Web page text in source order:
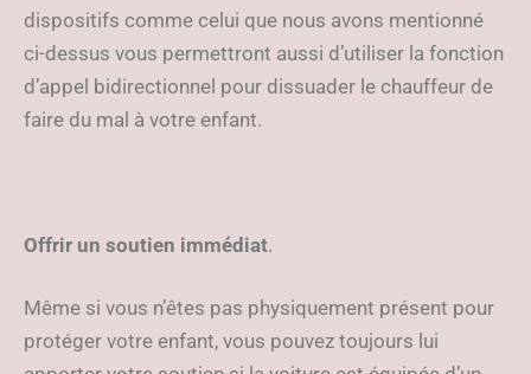
dispositifs comme celui que nous avons mentionné
ci-dessus vous permettront aussi d’utiliser la fonction
d’appel bidirectionnel pour dissuader le chauffeur de
faire du mal à votre enfant.
Offrir un soutien immédiat.
Même si vous n’êtes pas physiquement présent pour
protéger votre enfant, vous pouvez toujours lui